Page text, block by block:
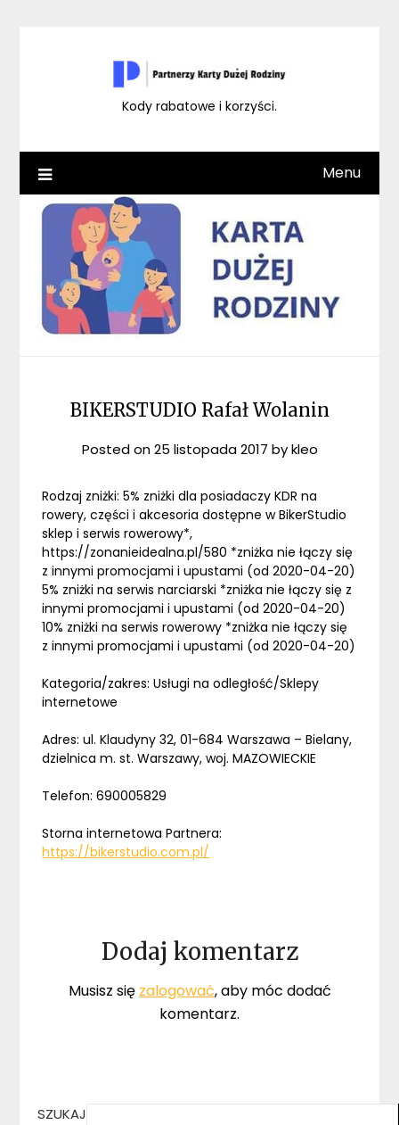
Kody rabatowe i korzyści.
Menu
BIKERSTUDIO Rafał Wolanin
Posted on25 listopada 2017 bykleo
Rodzaj zniżki: 5% zniżki dla posiadaczy KDR na
rowery, części i akcesoria dostępne w BikerStudio
sklep i serwis rowerowy*,
https://zonanieidealna.pl/580 *zniżka nie łączy się
z innymi promocjami i upustami (od 2020-04-20)
5% zniżki na serwis narciarski *zniżka nie łączy się z
innymi promocjami i upustami (od 2020-04-20)
10% zniżki na serwis rowerowy *zniżka nie łączy się
z innymi promocjami i upustami (od 2020-04-20)
Kategoria/zakres: Usługi na odległość/Sklepy
internetowe
Adres: ul. Klaudyny 32, 01-684 Warszawa – Bielany,
dzielnica m. st. Warszawy, woj. MAZOWIECKIE
Telefon: 690005829
Storna internetowa Partnera:
https://bikerstudio.com.pl/
Dodaj komentarz
Musisz się zalogować, aby móc dodać
komentarz.
SZUKAJ